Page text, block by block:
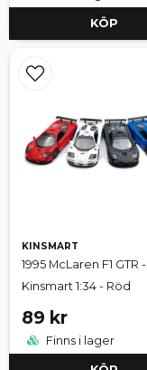
KÖP
KINSMART
1995 McLaren F1 GTR -
Kinsmart 1:34 - Röd
89 kr
Finns i lager